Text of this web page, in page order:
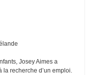
Josey Aimes a
recherche d’un emploi.